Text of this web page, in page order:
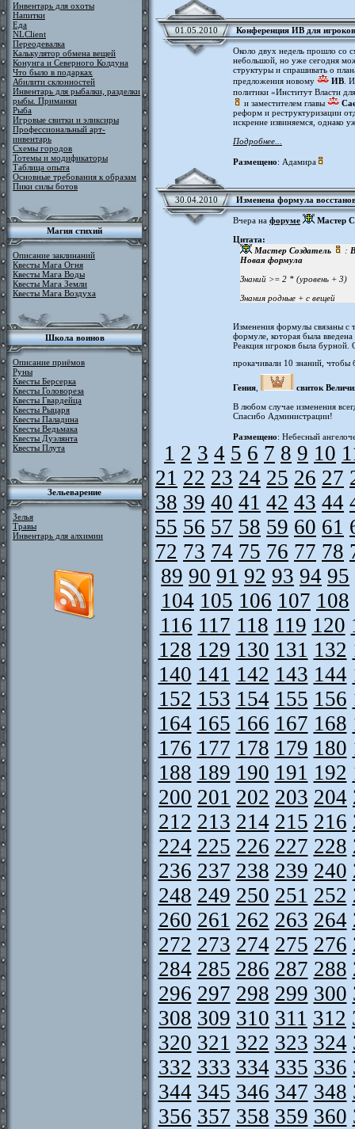
Инвентарь для охоты
Напитки
Еда
NLClient
Переодевалка
Калькулятор обмена вещей
Конунга и Северного Колдуна
Что было в подарках
Абилити склонностей
Инвентарь для рыбалки, разделки
рыбы. Приманки
Рыба
Игровые свитки и эликсиры
Профессиональный арт-
инвентарь
Схемы городов
Тотемы и модификаторы
Таблица опыта
Основные требования к образам
Пики силы ботов
Магия стихий
Описание заклинаний
Квесты Мага Огня
Квесты Мага Воды
Квесты Мага Земли
Квесты Мага Воздуха
Школа воинов
Описание приёмов
Руны
Квесты Берсерка
Квесты Головореза
Квесты Гвардейца
Квесты Рыцаря
Квесты Паладина
Квесты Ведьмака
Квесты Дуэлянта
Квесты Плута
Зельеварение
Зелья
Травы
Инвентарь для алхимии
01.05.2010 Конференция ИВ для
Около двух недель прошло со
небольшой, но уже сегодня
структуры и спрашивать о
предложения новому
ИВ .
политики «Институт Власти
и заместителем главы
реформ и реструктуризации
искренне извиняемся, однако
Подробнее...
Размещено: Адамира
30.04.2010 Изменена формула
Вчера на форуме
Мастер
Цитата:
Мастер Создатель
:
Новая формула
Знаний >= 2 * (уровень + 3)
Знания родные + с вещей
Изменения формулы связаны с
формуле, которая была
Реакция игроков была бурной.
прокачивали 10 знаний,
Гения
свиток
В любом случае изменения
Спасибо Администрации!
Размещено: Небесный
1 2 3 4 5 6 7 8 9 10
21 22 23 24 25 26 27
38 39 40 41 42 43 44
55 56 57 58 59 60 61
72 73 74 75 76 77 78
89 90 91 92 93 94 95
104 105 106 107 108
116 117 118 119 120
128 129 130 131 132
140 141 142 143 144
152 153 154 155 156
164 165 166 167 168
176 177 178 179 180
188 189 190 191 192
200 201 202 203 204
212 213 214 215 216
224 225 226 227 228
236 237 238 239 240
248 249 250 251 252
260 261 262 263 264
272 273 274 275 276
284 285 286 287 288
296 297 298 299 300
308 309 310 311 312
320 321 322 323 324
332 333 334 335 336
344 345 346 347 348
356 357 358 359 360